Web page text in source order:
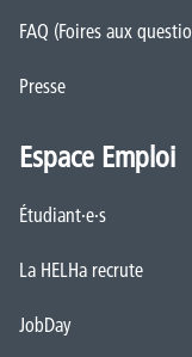
FAQ (Foires aux
Presse
Espace Emploi
Étudiant·e·s
La HELHa recrute
JobDay